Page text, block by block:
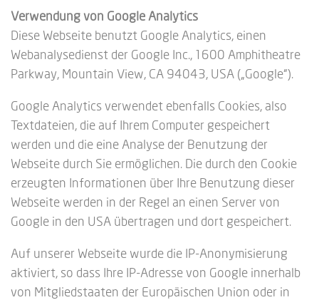
Verwendung von Google Analytics
Diese Webseite benutzt Google Analytics, einen
Webanalysedienst der Google Inc., 1600 Amphitheatre
Parkway, Mountain View, CA 94043, USA („Google“).
Google Analytics verwendet ebenfalls Cookies, also
Textdateien, die auf Ihrem Computer gespeichert
werden und die eine Analyse der Benutzung der
Webseite durch Sie ermöglichen. Die durch den Cookie
erzeugten Informationen über Ihre Benutzung dieser
Webseite werden in der Regel an einen Server von
Google in den USA übertragen und dort gespeichert.
Auf unserer Webseite wurde die IP-Anonymisierung
aktiviert, so dass Ihre IP-Adresse von Google innerhalb
von Mitgliedstaaten der Europäischen Union oder in